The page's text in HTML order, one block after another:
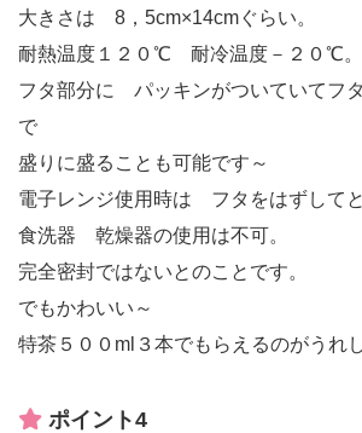
大きさは 8，5cm×14cmぐらい。
耐熱温度１２０℃ 耐冷温度－２０℃。
フタ部分に パッキンがついていてフ
で
盛りに盛ることも可能です～
電子レンジ使用時は フタをはずしてと
食洗器 乾燥器の使用は不可。
完全密封ではないとのことです。
でもかわいい～
特茶５００ml３本でもらえるのがうれ
ポイント4